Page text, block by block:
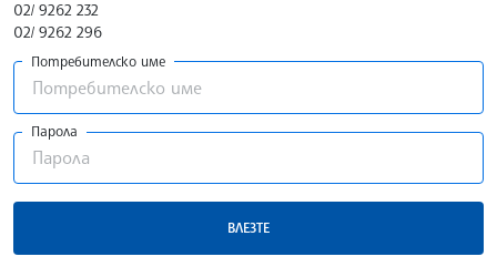
02/ 9262 232
02/ 9262 296
Потребителско име
Парола
ВЛЕЗТЕ